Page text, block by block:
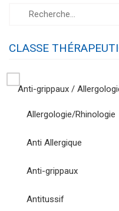
CLASSE
Anti-grippaux /
Allergologie/Rhinologie
Anti Allergique
Anti-grippaux
Antitussif